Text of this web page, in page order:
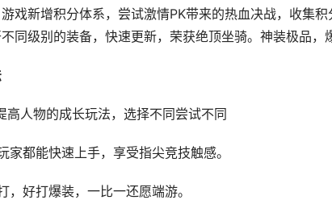
戏新增积分体系，尝试激情PK带来的热血决战，收集
同级别的装备，快速更新，荣获绝顶坐骑。神装极品，
高人物的成长玩法，选择不同尝试不同
家都能快速上手，享受指尖竞技触感。
好打爆装，一比一还愿端游。